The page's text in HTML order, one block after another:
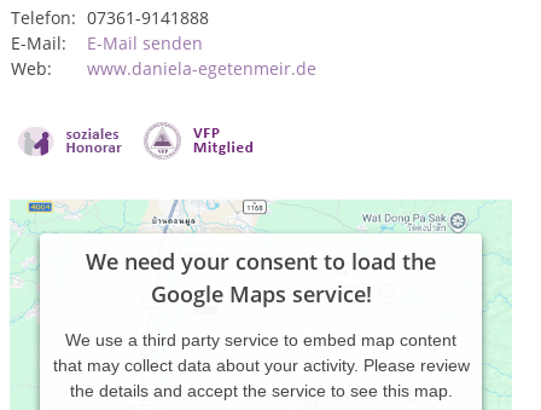
Telefon: 07361-9141888
E-Mail:
E-Mail senden
Web:
www.daniela-egetenmeir.de
We need your consent to load the
Google Maps service!
We use a third party service to embed map content
that may collect data about your activity. Please review
the details and accept the service to see this map.